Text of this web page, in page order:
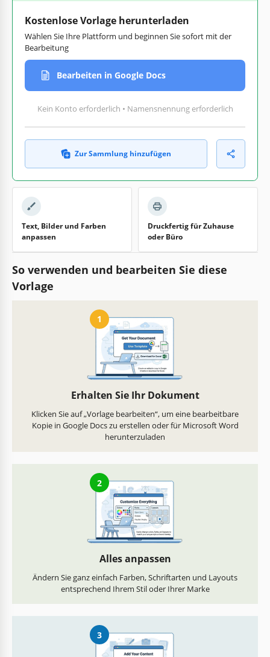
Kostenlose Vorlage herunterladen
Wählen Sie Ihre Plattform und beginnen Sie sofort mit der
Bearbeitung
Bearbeiten in Google Docs
Kein Konto erforderlich • Namensnennung erforderlich
Zur Sammlung hinzufügen
Text, Bilder und Farben
anpassen
Druckfertig für Zuhause
oder Büro
So verwenden und bearbeiten Sie diese
Vorlage
1
Erhalten Sie Ihr Dokument
Klicken Sie auf „Vorlage bearbeiten“, um eine bearbeitbare
Kopie in Google Docs zu erstellen oder für Microsoft Word
herunterzuladen
2
Alles anpassen
Ändern Sie ganz einfach Farben, Schriftarten und Layouts
entsprechend Ihrem Stil oder Ihrer Marke
3